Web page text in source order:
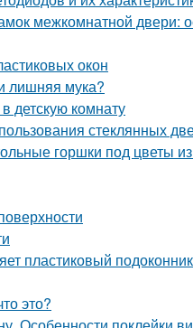
межкомнатной двери:
окон
лишняя мука?
детскую комнату
стеклянных
горшки под цветы
пластиковый подоконник
это?